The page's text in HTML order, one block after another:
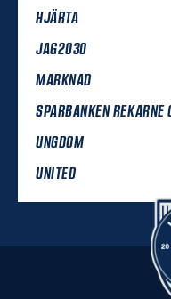
HJÄRTA
JAG2030
MARKNAD
SPARBANKEN REKARNE
UNGDOM
UNITED